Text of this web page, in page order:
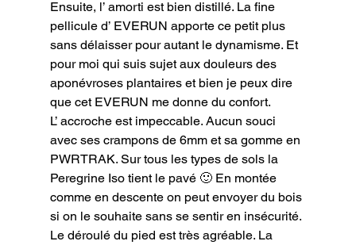
Ensuite, l’ amorti est bien distillé. La fine
pellicule d’ EVERUN apporte ce petit plus
sans délaisser pour autant le dynamisme. Et
pour moi qui suis sujet aux douleurs des
aponévroses plantaires et bien je peux dire
que cet EVERUN me donne du confort.
L’ accroche est impeccable. Aucun souci
avec ses crampons de 6mm et sa gomme en
PWRTRAK. Sur tous les types de sols la
Peregrine Iso tient le pavé 🙂 En montée
comme en descente on peut envoyer du bois
si on le souhaite sans se sentir en insécurité.
Le déroulé du pied est très agréable. La